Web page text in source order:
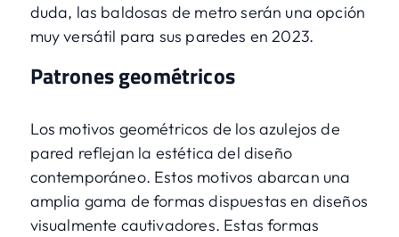
duda, las baldosas de metro serán una opción
muy versátil para sus paredes en 2023.
Patrones geométricos
Los motivos geométricos de los azulejos de
pared reflejan la estética del diseño
contemporáneo. Estos motivos abarcan una
amplia gama de formas dispuestas en diseños
visualmente cautivadores. Estas formas